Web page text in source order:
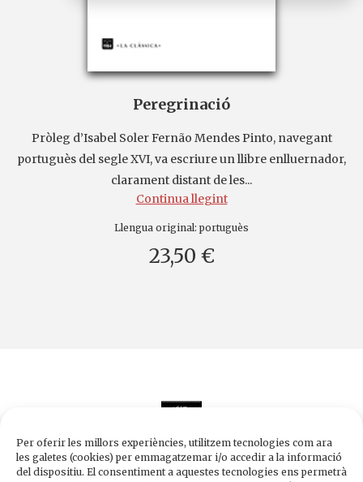
Per oferir les millors experiències, utilitzem tecnologies com ara
les galetes (cookies) per emmagatzemar i/o accedir a la informació
del dispositiu. El consentiment a aquestes tecnologies ens permetrà
Peregrinació
Pròleg d’Isabel Soler Fernão Mendes Pinto, navegant
portuguès del segle XVI, va escriure un llibre enlluernador,
clarament distant de les...
Continua llegint
Llengua original: portuguès
23,50 €